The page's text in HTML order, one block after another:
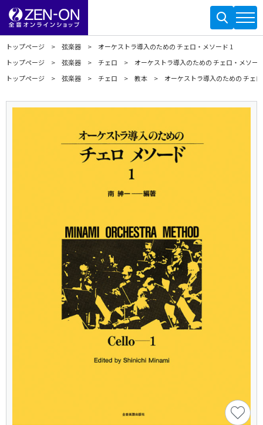
トップページ 弦楽器
オーケストラ導入のための チェロ・メソード 1
トップページ
弦楽器 チェロ
オーケストラ導入のための チェロ・メソー
トップページ
弦楽器 チェロ 教本 オーケストラ導入のための チェ